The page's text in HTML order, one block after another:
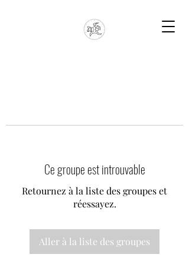
Ce groupe est introuvable
Retournez à la liste des groupes et
réessayez.
Aller à la liste des groupes